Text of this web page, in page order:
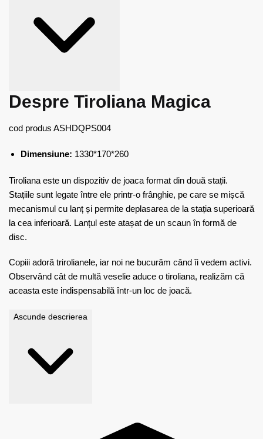
Despre Tiroliana Magica
cod produs ASHDQPS004
Dimensiune: 1330*170*260
Tiroliana este un dispozitiv de joaca format din două stații.
Stațiile sunt legate între ele printr-o frânghie, pe care se mișcă
mecanismul cu lanț și permite deplasarea de la stația superioară
la cea inferioară. Lanțul este atașat de un scaun în formă de
disc.
Copiii adoră trirolianele, iar noi ne bucurăm când îi vedem activi.
Observând cât de multă veselie aduce o tiroliana, realizăm că
aceasta este indispensabilă într-un loc de joacă.
Ascunde descrierea